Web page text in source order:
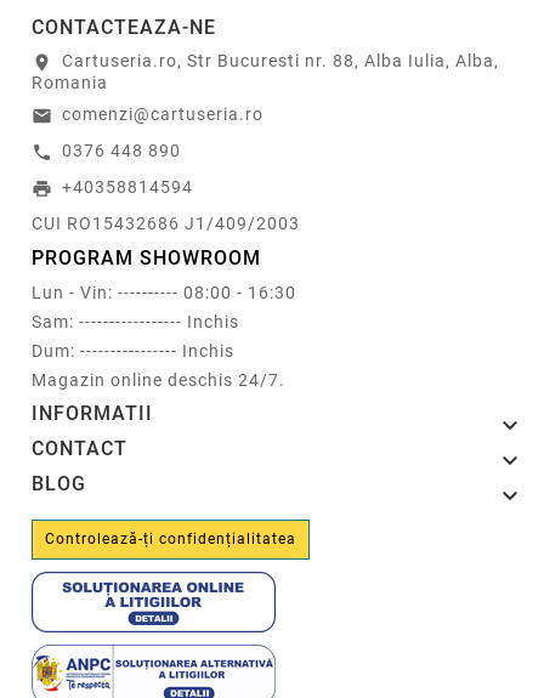
CONTACTEAZA-NE
location_on
Cartuseria.ro, Str Bucuresti nr. 88, Alba Iulia, Alba,
Romania
email comenzi@cartuseria.ro
call 0376 448 890
print +40358814594
CUI RO15432686 J1/409/2003
PROGRAM SHOWROOM
Lun - Vin: ---------- 08:00 - 16:30
Sam: ----------------- Inchis
Dum: ---------------- Inchis
Magazin online deschis 24/7.
INFORMATII 
CONTACT 
BLOG 
Controlează-ți confidențialitatea